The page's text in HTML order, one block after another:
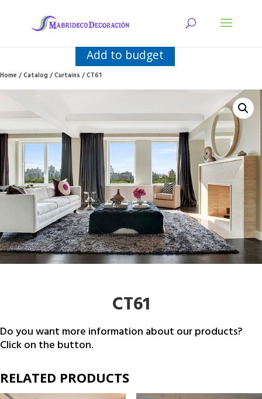
Add to budget
Home/Catalog/Curtains/ CT61
CT61
Do you want more information about our products?
Click on the button.
RELATED PRODUCTS